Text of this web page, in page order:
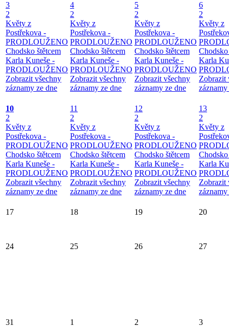
3
2
Květy z
Postřekova -
PRODLOUŽENO
Chodsko štětcem
Karla Kuneše -
PRODLOUŽENO
Zobrazit všechny
záznamy ze dne
4
2
Květy z
Postřekova -
PRODLOUŽENO
Chodsko štětcem
Karla Kuneše -
PRODLOUŽENO
Zobrazit všechny
záznamy ze dne
5
2
Květy z
Postřekova -
PRODLOUŽENO
Chodsko štětcem
Karla Kuneše -
PRODLOUŽENO
Zobrazit všechny
záznamy ze dne
6
2
Květy z
Chodsko
Karla
Zobrazit
10
2
Květy z
Postřekova -
PRODLOUŽENO
Chodsko štětcem
Karla Kuneše -
PRODLOUŽENO
Zobrazit všechny
záznamy ze dne
11
2
Květy z
Postřekova -
PRODLOUŽENO
Chodsko štětcem
Karla Kuneše -
PRODLOUŽENO
Zobrazit všechny
záznamy ze dne
12
2
Květy z
Postřekova -
PRODLOUŽENO
Chodsko štětcem
Karla Kuneše -
PRODLOUŽENO
Zobrazit všechny
záznamy ze dne
13
2
Květy z
Chodsko
Karla
Zobrazit
17 18 19 20
24 25 26 27
31 1 2 3